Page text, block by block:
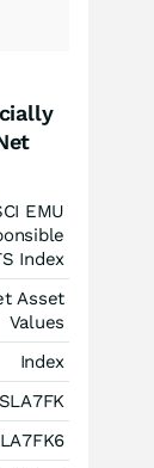
EMU
Index
Asset
Values
Index
SLA7FK